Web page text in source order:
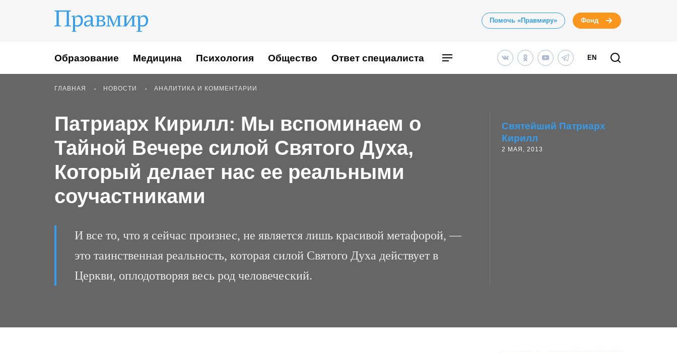
Помочь «Правмиру» Фонд
Образование Медицина Психология Общество Ответ специалиста EN
ГЛАВНАЯ НОВОСТИ АНАЛИТИКА И КОММЕНТАРИИ
Патриарх Кирилл: Мы вспоминаем о
Тайной Вечере силой Святого Духа,
Который делает нас ее реальными
соучастниками
И все то, что я сейчас произнес, не является лишь красивой метафорой, —
это таинственная реальность, которая силой Святого Духа действует в
Церкви, оплодотворяя весь род человеческий.
Святейший Патриарх
Кирилл
2 МАЯ, 2013